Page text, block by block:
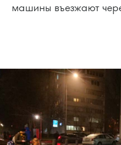
машины въезжают